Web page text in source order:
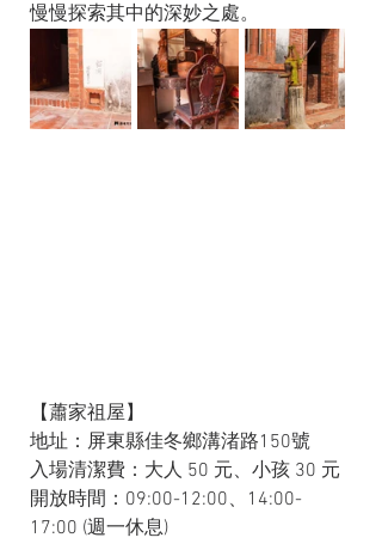
慢慢探索其中的深妙之處。
【蕭家祖屋】
地址：屏東縣佳冬鄉溝渚路150號
入場清潔費：大人 50 元、小孩 30 元
開放時間：09:00-12:00、14:00-
17:00 (週一休息)